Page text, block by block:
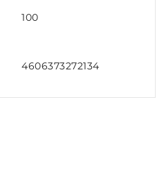
100
4606373272134